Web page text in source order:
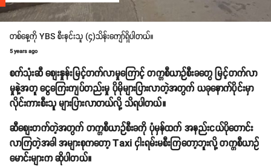
တစ်နေ့ကို YBS စီးနင်းသူ (၄)သိန်းကျော်ရှိပါတယ်။
5 years ago
စက်သုံးဆီ စျေးနှုန်းမြင့်တက်လာမှုကြောင့် တက္ကစီယာဉ်စီးခတွေ မြင့်တက်လာ
မှုနဲ့အတူ ငွေကြေးကျပ်တည်းမှု ပိုမိုများပြားလာတဲ့အတွက် ယခုနောက်ပိုင်းမှာ
လိုင်းကားစီးသူ များပြားလာတယ်လို့ သိရပါတယ်။
ဆီစျေးတက်တဲ့အတွက် တက္ကစီယာဉ်စီးခကို ပုံမှန်ထက် အနည်းငယ်ပိုတောင်း
လာကြတဲ့အခါ အများစုကတော့ Taxi ငှါးရမ်းမစီးကြတော့ဘူးလို့ တက္ကစီယာဥ်
မောင်းများက ဆိုပါတယ်။